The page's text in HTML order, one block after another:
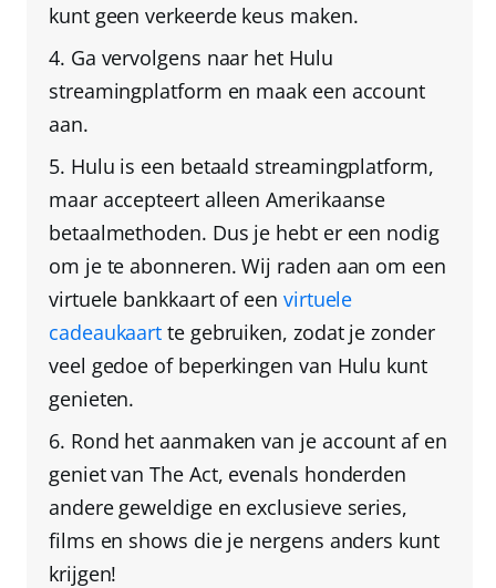
kunt geen verkeerde keus maken.
Ga vervolgens naar het Hulu
streamingplatform en maak een account
aan.
Hulu is een betaald streamingplatform,
maar accepteert alleenAmerikaanse
betaalmethoden. Dus je hebt er een nodig
om je te abonneren. Wij raden aan om een
virtuele bankkaartof een virtuele
cadeaukaart te gebruiken, zodat je zonder
veel gedoe of beperkingen van Hulu kunt
genieten.
Rond het aanmaken van je account af en
geniet van The Act, evenals honderden
andere geweldige en exclusieve series,
films en shows die je nergens anders kunt
krijgen!